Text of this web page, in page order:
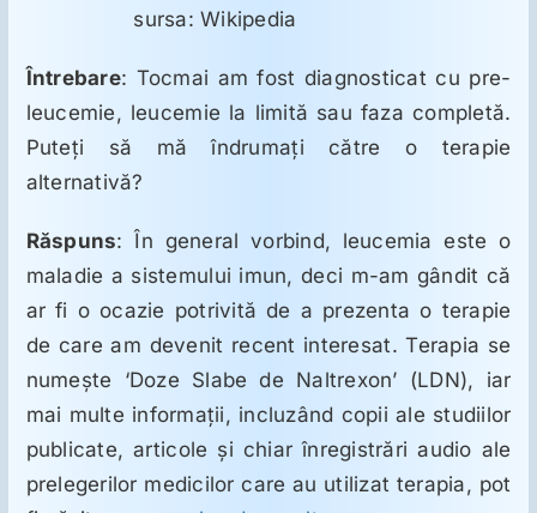
Mesajele lui Reichelt
Dietă
LDN
ORL
Oncologie
Toxicologie
Antipsihiatrie
sursa: Wikipedia
Întrebare: Tocmai am fost diagnosticat cu pre-
leucemie, leucemie la limită sau faza completă.
Puteţi să mă îndrumaţi către o terapie
alternativă?
Răspuns: În general vorbind, leucemia este o
maladie a sistemului imun, deci m-am gândit că
ar fi o ocazie potrivită de a prezenta o terapie
de care am devenit recent interesat. Terapia se
numeşte ‘Doze Slabe de Naltrexon’ (LDN), iar
mai multe informaţii, incluzând copii ale studiilor
publicate, articole şi chiar înregistrări audio ale
prelegerilor medicilor care au utilizat terapia, pot